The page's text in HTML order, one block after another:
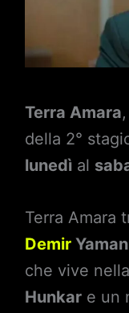
Terra Amara
della 2°
lunedìal
Terra Amara
DemirYaman
che vive
Hunkare un